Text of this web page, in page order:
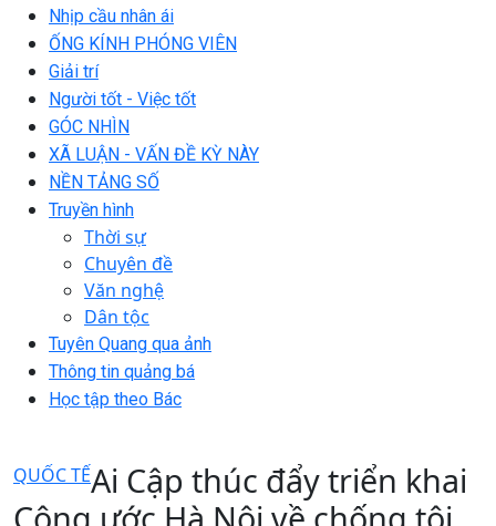
Nhịp cầu nhân ái
ỐNG KÍNH PHÓNG VIÊN
Giải trí
Người tốt - Việc tốt
GÓC NHÌN
XÃ LUẬN - VẤN ĐỀ KỲ NÀY
NỀN TẢNG SỐ
Truyền hình
Thời sự
Chuyên đề
Văn nghệ
Dân tộc
Tuyên Quang qua ảnh
Thông tin quảng bá
Học tập theo Bác
QUỐC TẾAi Cập thúc đẩy triển khai